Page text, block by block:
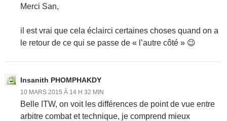
Merci San,
il est vrai que cela éclairci certaines choses quand on a
le retour de ce qui se passe de « l’autre côté » 😉
Insanith PHOMPHAKDY
10 MARS 2015 À 14 H 32 MIN
Belle ITW, on voit les différences de point de vue entre
arbitre combat et technique, je comprend mieux